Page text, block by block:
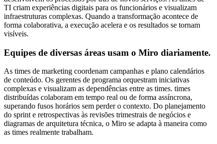
TI criam experiências digitais para os funcionários e visualizam
infraestruturas complexas. Quando a transformação acontece de
forma colaborativa, a execução acelera e os resultados se tornam
visíveis.
Equipes de diversas áreas usam o Miro diariamente.
As times de marketing coordenam campanhas e plano calendários
de conteúdo. Os gerentes de programa orquestram iniciativas
complexas e visualizam as dependências entre as times. times
distribuídas colaboram em tempo real ou de forma assíncrona,
superando fusos horários sem perder o contexto. Do planejamento
do sprint e retrospectivas às revisões trimestrais de negócios e
diagramas de arquitetura técnica, o Miro se adapta à maneira como
as times realmente trabalham.